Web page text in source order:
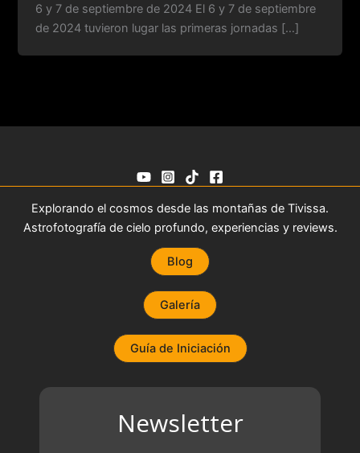
6 y 7 de septiembre de 2024 El 6 y 7 de septiembre
de 2024 tuvieron lugar las primeras jornadas […]
Explorando el cosmos desde las montañas de Tivissa.
Astrofotografía de cielo profundo, experiencias y reviews.
Blog
Galería
Guía de Iniciación
Newsletter